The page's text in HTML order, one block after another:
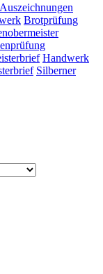
Auszeichnungen
Brotprüfung
Handwerk
Silberner